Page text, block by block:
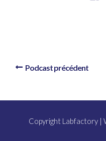
Podcast précédent
Copyright Labfactory |